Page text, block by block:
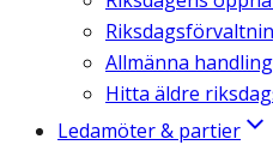
Allmänna
Hitta äldre
Ledamöter & partier